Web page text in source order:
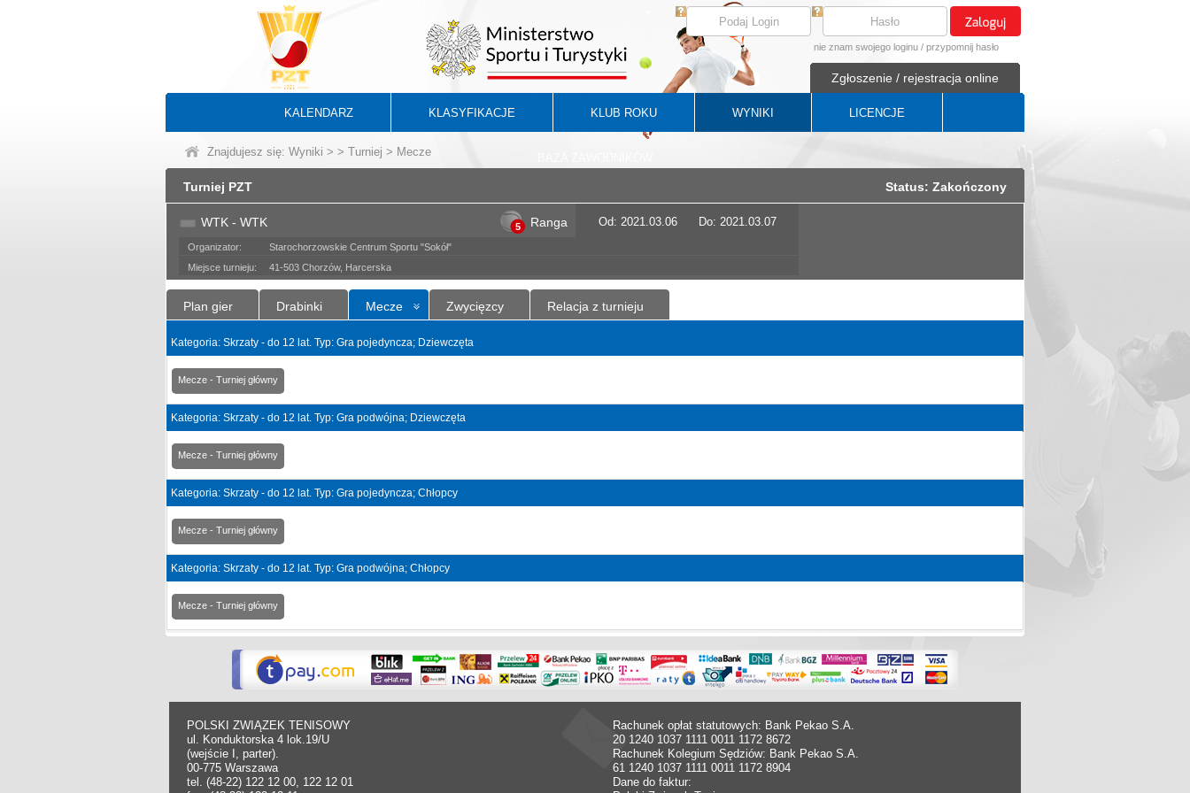
nie znam swojego loginu / przypomnij hasło
Zgłoszenie / rejestracja online
KALENDARZ KLASYFIKACJE KLUB ROKU WYNIKI LICENCJE
Znajdujesz się: Wyniki > > Turniej > Mecze
Turniej PZT Status: Zakończony
WTK - WTK 5 Ranga Od: 2021.03.06 Do: 2021.03.07
Organizator:
Starochorzowskie Centrum Sportu "Sokół"
Miejsce turnieju:
41-503 Chorzów, Harcerska
Plan gier Drabinki Mecze Zwycięzcy Relacja z turnieju
Kategoria: Skrzaty - do 12 lat. Typ: Gra pojedyncza; Dziewczęta
Mecze - Turniej główny
Kategoria: Skrzaty - do 12 lat. Typ: Gra podwójna; Dziewczęta
Mecze - Turniej główny
Kategoria: Skrzaty - do 12 lat. Typ: Gra pojedyncza; Chłopcy
Mecze - Turniej główny
Kategoria: Skrzaty - do 12 lat. Typ: Gra podwójna; Chłopcy
Mecze - Turniej główny
POLSKI ZWIĄZEK TENISOWY
ul. Konduktorska 4 lok.19/U
(wejście I, parter).
00-775 Warszawa
tel. (48-22) 122 12 00, 122 12 01
Rachunek opłat statutowych: Bank Pekao S.A.
20 1240 1037 1111 0011 1172 8672
Rachunek Kolegium Sędziów: Bank Pekao S.A.
61 1240 1037 1111 0011 1172 8904
Dane do faktur: